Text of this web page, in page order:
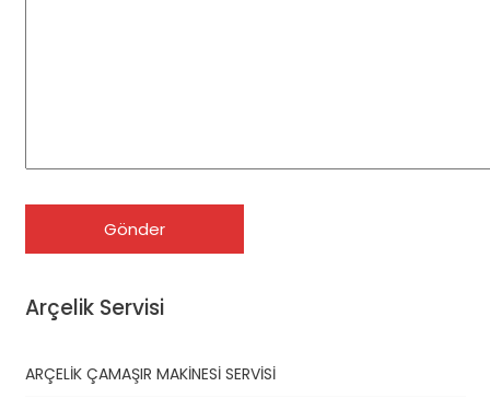
Arçelik Servisi
ARÇELİK ÇAMAŞIR MAKİNESİ SERVİSİ